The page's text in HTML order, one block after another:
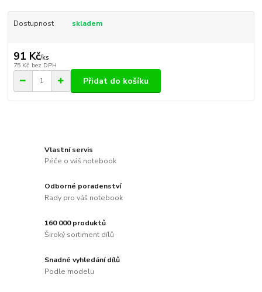
Dostupnost skladem
91 Kč/ks
75 Kč bez DPH
Přidat do košíku
Vlastní servis
Péče o váš notebook
Odborné poradenství
Rady pro váš notebook
160 000 produktů
Široký sortiment dílů
Snadné vyhledání dílů
Podle modelu